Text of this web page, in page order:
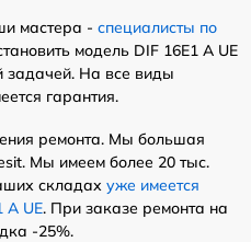
мастера - специалисты по
модель DIF 16Е1 А UE
задачей. На все виды
гарантия.
ремонта. Мы большая
Мы имеем более 20 тыс.
складах уже имеется
А UE. При заказе ремонта на
-25%.